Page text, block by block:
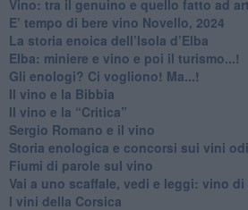
Vino: tra il genuino e quello fatto ad
E’ tempo di bere vino Novello, 2024
La storia enoica dell’Isola d’Elba
Elba: miniere e vino e poi il turismo...!
​Gli enologi? Ci vogliono! Ma...!
​Il vino e la Bibbia
​Il vino e la “Critica”
Sergio Romano e il vino
​Storia enologica e concorsi sui vini
Fiumi di parole sul vino
​Vai a uno scaffale, vedi e leggi: vino di
​I vini della Corsica